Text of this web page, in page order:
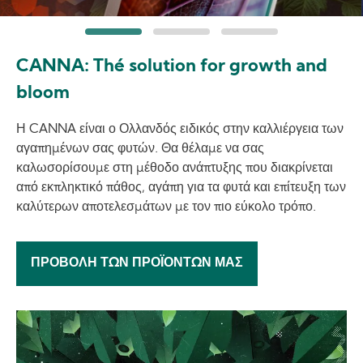
CANNA: Thé solution for growth and
bloom
Η CANNA είναι ο Ολλανδός ειδικός στην καλλιέργεια των
αγαπημένων σας φυτών. Θα θέλαμε να σας
καλωσορίσουμε στη μέθοδο ανάπτυξης που διακρίνεται
από εκπληκτικό πάθος, αγάπη για τα φυτά και επίτευξη των
καλύτερων αποτελεσμάτων με τον πιο εύκολο τρόπο.
ΠΡΟΒΟΛΉ ΤΩΝ ΠΡΟΪΌΝΤΩΝ ΜΑΣ